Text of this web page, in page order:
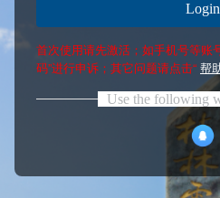
Login
首次使用请先激活；如手机号等账
码”进行申诉；其它问题请点击“ 帮
Use the following